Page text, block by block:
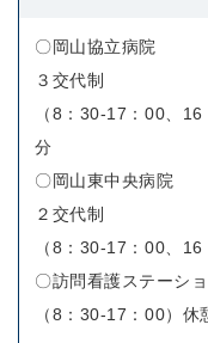
〇岡山協立病院
３交代制
（8：30-17：00、
分
〇岡山東中央病院
２交代制
（8：30-17：00、
〇訪問看護ステーシ
（8：30-17：00）休